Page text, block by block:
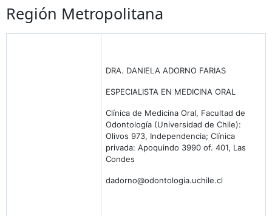
Región Metropolitana
DRA. DANIELA ADORNO FARIAS
ESPECIALISTA EN MEDICINA ORAL
Clínica de Medicina Oral, Facultad de
Odontología (Universidad de Chile):
Olivos 973, Independencia; Clínica
privada: Apoquindo 3990 of. 401, Las
Condes
dadorno@odontologia.uchile.cl